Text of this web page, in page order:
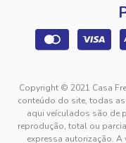
Copyright © 2021 Casa
conteúdo do site, todas
aqui veículados são de
reprodução, total ou
expressa autorização.